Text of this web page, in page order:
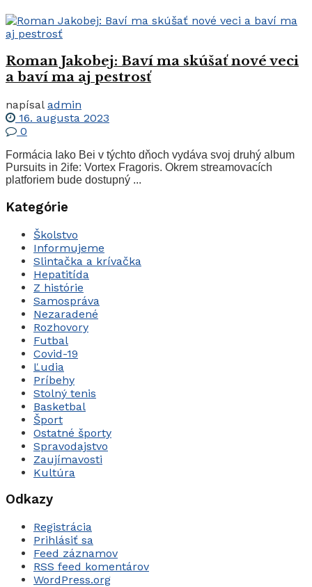
Roman Jakobej: Baví ma skúšať nové veci
a baví ma aj pestrosť
napísal admin
16. augusta 2023
0
Formácia Iako Bei v týchto dňoch vydáva svoj druhý album
Pursuits in 2ife: Vortex Fragoris. Okrem streamovacích
platforiem bude dostupný ...
Kategórie
Školstvo
Informujeme
Slintačka a krívačka
Hepatitída
Z histórie
Samospráva
Nezaradené
Rozhovory
Futbal
Covid-19
Ľudia
Príbehy
Stolný tenis
Basketbal
Šport
Ostatné športy
Spravodajstvo
Zaujímavosti
Kultúra
Odkazy
Registrácia
Prihlásiť sa
Feed záznamov
RSS feed komentárov
WordPress.org